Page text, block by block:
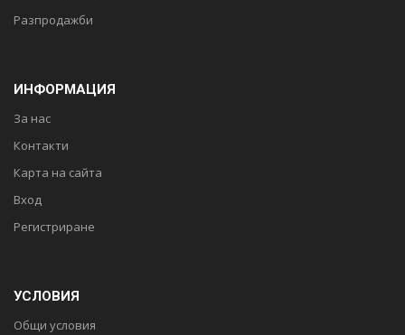
Разпродажби
ИНФОРМАЦИЯ
За нас
Контакти
Карта на сайта
Вход
Регистриране
УСЛОВИЯ
Общи условия